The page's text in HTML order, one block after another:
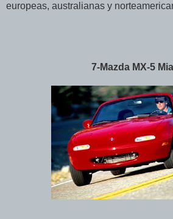
europeas, australianas y
7-Mazda MX-5